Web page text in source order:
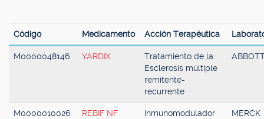
Código Medicamento Acción Terapéutica
M0000048146 YARDIX
Tratamiento de la
Esclerosis múltiple
remitente-
recurrente
M0000010026 REBIF NF Inmunomodulador
MERCK